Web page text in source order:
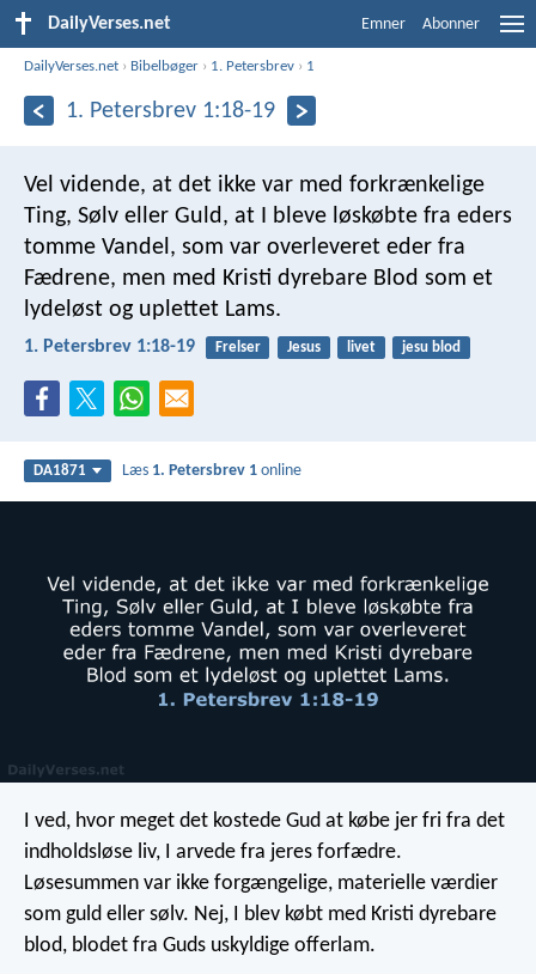
DailyVerses.net Emner Abonner
DailyVerses.net › Bibelbøger › 1. Petersbrev › 1
1. Petersbrev 1:18-19
Vel vidende, at det ikke var med forkrænkelige
Ting, Sølv eller Guld, at I bleve løskøbte fra eders
tomme Vandel, som var overleveret eder fra
Fædrene, men med Kristi dyrebare Blod som et
lydeløst og uplettet Lams.
1. Petersbrev 1:18-19 Frelser Jesus livet jesu blod
DA1871 Læs 1. Petersbrev 1 online
I ved, hvor meget det kostede Gud at købe jer fri fra det
indholdsløse liv, I arvede fra jeres forfædre.
Løsesummen var ikke forgængelige, materielle værdier
som guld eller sølv. Nej, I blev købt med Kristi dyrebare
blod, blodet fra Guds uskyldige offerlam.